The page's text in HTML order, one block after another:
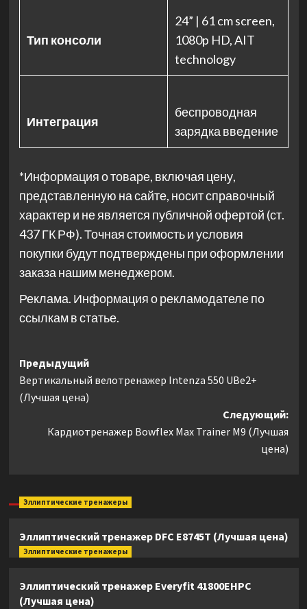
Тип консоли
24” | 61 cm screen,
1080p HD, AIT
technology
Интеграция
беспроводная
зарядка введение
*Информация о товаре, включая цену,
представленную на сайте, носит справочный
характер и не является публичной офертой (ст.
437 ГК РФ). Точная стоимость и условия
покупки будут подтверждены при оформлении
заказа нашим менеджером.
Реклама. Информация о рекламодателе по
ссылкам в статье.
Навигация
записи
Предыдущий
Вертикальный велотренажер Intenza 550 UBe2+
(Лучшая цена)
Следующий:
Кардиотренажер Bowflex Max Trainer M9 (Лучшая
цена)
Эллиптические тренажеры
Эллиптический тренажер DFC E8745T (Лучшая цена)
Эллиптические тренажеры
Эллиптический тренажер Everyfit 41800EHPC
(Лучшая цена)